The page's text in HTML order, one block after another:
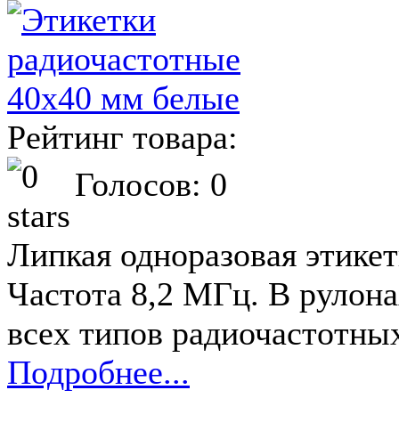
Рейтинг товара:
Голосов: 0
Липкая одноразовая
Частота 8,2 МГц. В
всех типов
Подробнее...